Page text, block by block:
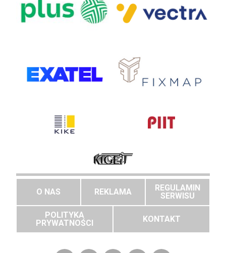
O NAS REKLAMA
REGULAMIN
SERWISU
POLITYKA
PRYWATNOŚCI
KONTAKT